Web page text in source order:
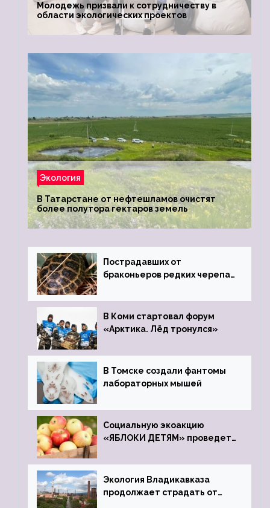
Молодежь призвали к сотрудничеству в
области экологических проектов
Экология
В Татарстане от нефтешламов очистят
более полутора гектаров земель
Пострадавших от
браконьеров редких черепах
зоопарк
В Коми стартовал форум
«Арктика. Лёд тронулся»
В Томске создали фантомы
лабораторных мышей
Социальную экоакцию
«ЯБЛОКИ ДЕТЯМ» проведет
Экология Владикавказа
продолжает страдать от